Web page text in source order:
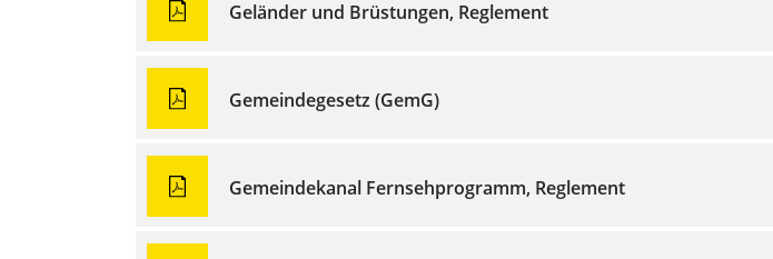
Geländer und Brüstungen, Reglement
Gemeindegesetz (GemG)
Gemeindekanal Fernsehprogramm, Reglement